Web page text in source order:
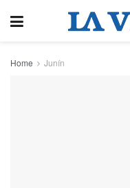
Home Junín